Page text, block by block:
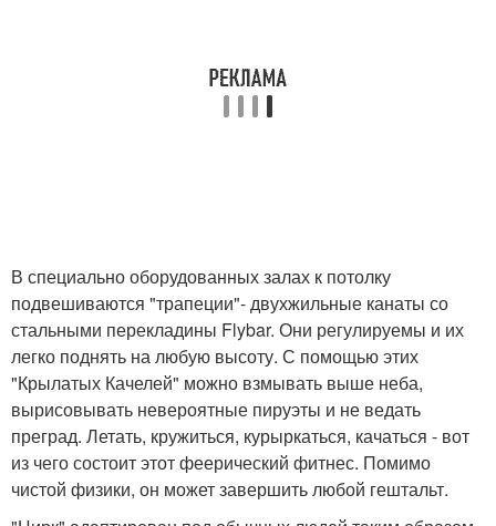
В специально оборудованных залах к потолку
подвешиваются "трапеции"- двухжильные канаты со
стальными перекладины Flybar. Они регулируемы и их
легко поднять на любую высоту. С помощью этих
"Крылатых Качелей" можно взмывать выше неба,
вырисовывать невероятные пируэты и не ведать
преград. Летать, кружиться, курыркаться, качаться - вот
из чего состоит этот феерический фитнес. Помимо
чистой физики, он может завершить любой гештальт.